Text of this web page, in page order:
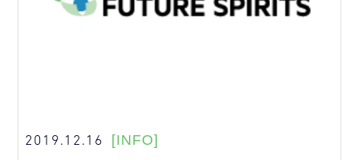
2019.12.16 [INFO]